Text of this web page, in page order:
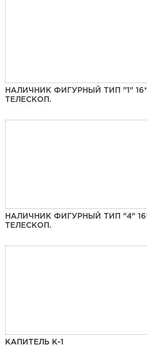
НАЛИЧНИК ФИГУРНЫЙ ТИП "1"
ТЕЛЕСКОП.
НАЛИЧНИК ФИГУРНЫЙ ТИП "4"
ТЕЛЕСКОП.
КАПИТЕЛЬ К-1